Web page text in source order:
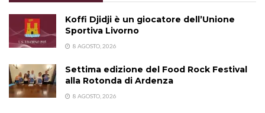
Koffi Djidji è un giocatore dell’Unione
Sportiva Livorno
8 AGOSTO, 2026
Settima edizione del Food Rock Festival
alla Rotonda di Ardenza
8 AGOSTO, 2026